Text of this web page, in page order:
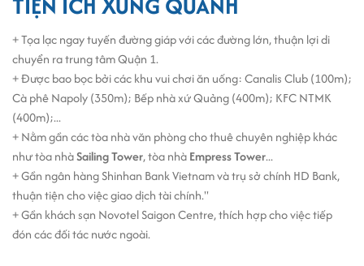
1000 KW. Bên cạnh đó, nơi đây còn có đội ngũ quản lý chuyên
nghiệp và lực lượng bảo vệ 24/24h.
+ Tọa lạc ngay tuyến đường giáp với các đường lớn, thuận lợi di
chuyển ra trung tâm Quận 1.
+ Được bao bọc bởi các khu vui chơi ăn uống: Canalis Club (100m);
Cà phê Napoly (350m); Bếp nhà xứ Quảng (400m); KFC NTMK
(400m);...
+ Nằm gần các tòa nhà văn phòng cho thuê chuyên nghiệp khác
như tòa nhàSailing Tower, tòa nhàEmpress Tower...
+ Gần ngân hàng Shinhan Bank Vietnam và trụ sở chính HD Bank,
thuận tiện cho việc giao dịch tài chính."
+ Gần khách sạn Novotel Saigon Centre, thích hợp cho việc tiếp
đón các đối tác nước ngoài.